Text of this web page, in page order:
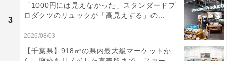
「なにわ健康ランド 湯～トピア」には、Googleクチコミ
において以下のような口コミが寄せられています。
3
「1000円には見えなかった」スタンダードプ
ロダクツのリュックが「高見えする」の...
2026/08/03
【千葉県】918㎡の県内最大級マーケットか